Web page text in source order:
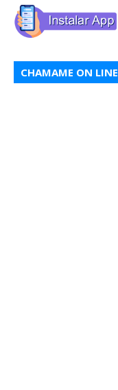
CHAMAME ON LINE